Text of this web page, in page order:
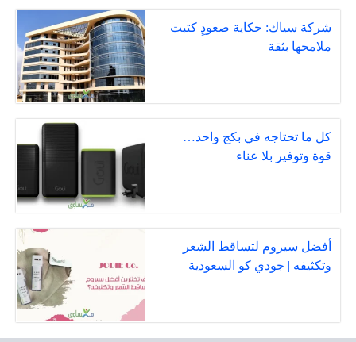
شركة سياك: حكاية صعودٍ كتبت
ملامحها بثقة
كل ما تحتاجه في بكج واحد…
قوة وتوفير بلا عناء
أفضل سيروم لتساقط الشعر
وتكثيفه | جودي كو السعودية